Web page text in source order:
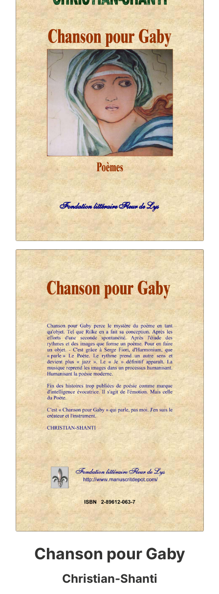
Chanson pour Gaby
Christian-Shanti